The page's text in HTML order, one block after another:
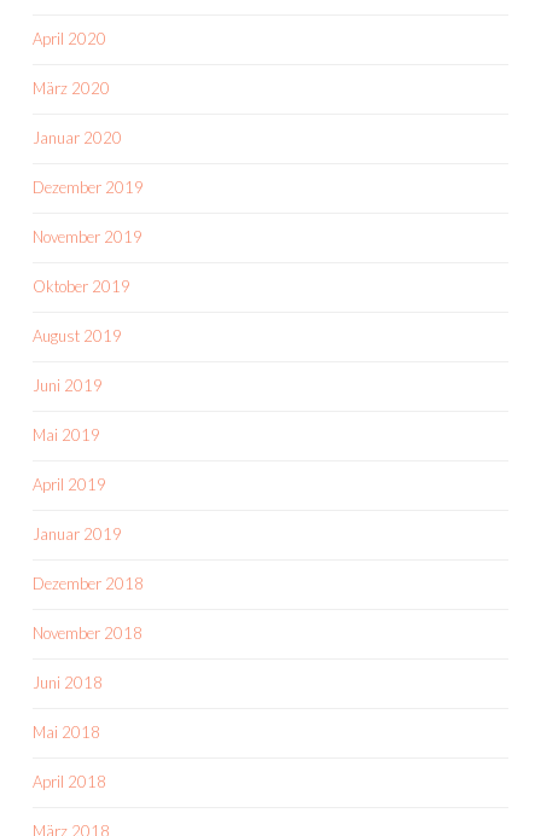
April 2020
März 2020
Januar 2020
Dezember 2019
November 2019
Oktober 2019
August 2019
Juni 2019
Mai 2019
April 2019
Januar 2019
Dezember 2018
November 2018
Juni 2018
Mai 2018
April 2018
März 2018